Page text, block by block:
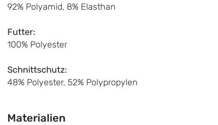
92% Polyamid, 8% Elasthan
Futter:
100% Polyester
Schnittschutz:
48% Polyester, 52% Polypropylen
Materialien